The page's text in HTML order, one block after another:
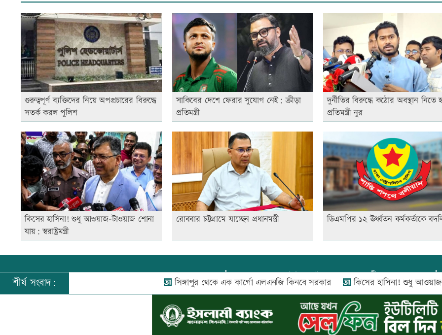
গুরুত্বপূর্ণ ব্যক্তিদের নিয়ে অপপ্রচারের বিরুদ্ধে
সতর্ক করল পুলিশ
সাকিবের দেশে ফেরার সুযোগ নেই: ক্রীড়া
প্রতিমন্ত্রী
দুর্নীতির বিরুদ্ধে কঠোর অবস্থান নিতে
প্রতিমন্ত্রী নুর
কিসের হাসিনা! শুধু আওয়াজ-টাওয়াজ শোনা
যায়: স্বরাষ্ট্রমন্ত্রী
রোববার চট্টগ্রামে যাচ্ছেন প্রধানমন্ত্রী ডিএমপির ১২ ঊর্ধ্বতন কর্মকর্তাকে
প্রধান সম্পাদক:আফজাল বারী
প্রোমিতা আফরিন কর্তৃক সম্পাদিত ও প্রকাশিত
সি-৫০১, ৬ষ্ঠতলা, আল রাজী কমপ্লেক্স, ১৬৬-১৬৭
শহীদ সৈয়দ নজরুল ইসলাম সরণি, পুরানা পল্টন, ঢাকা-১০০০
শীর্ষ সংবাদ: সিঙ্গাপুর থেকে এক কার্গো এলএনজি কিনবে সরকার কিসের হাসিনা! শুধু আওয়াজ-